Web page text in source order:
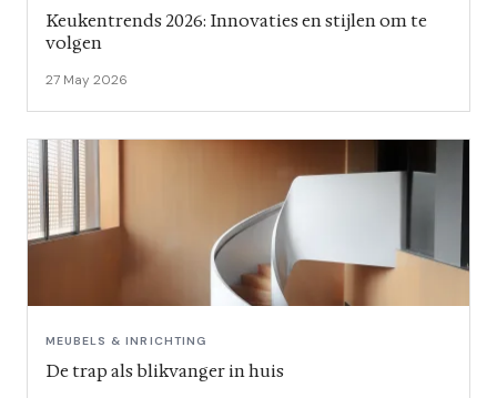
Keukentrends 2026: Innovaties en stijlen om te
volgen
27 May 2026
MEUBELS & INRICHTING
De trap als blikvanger in huis